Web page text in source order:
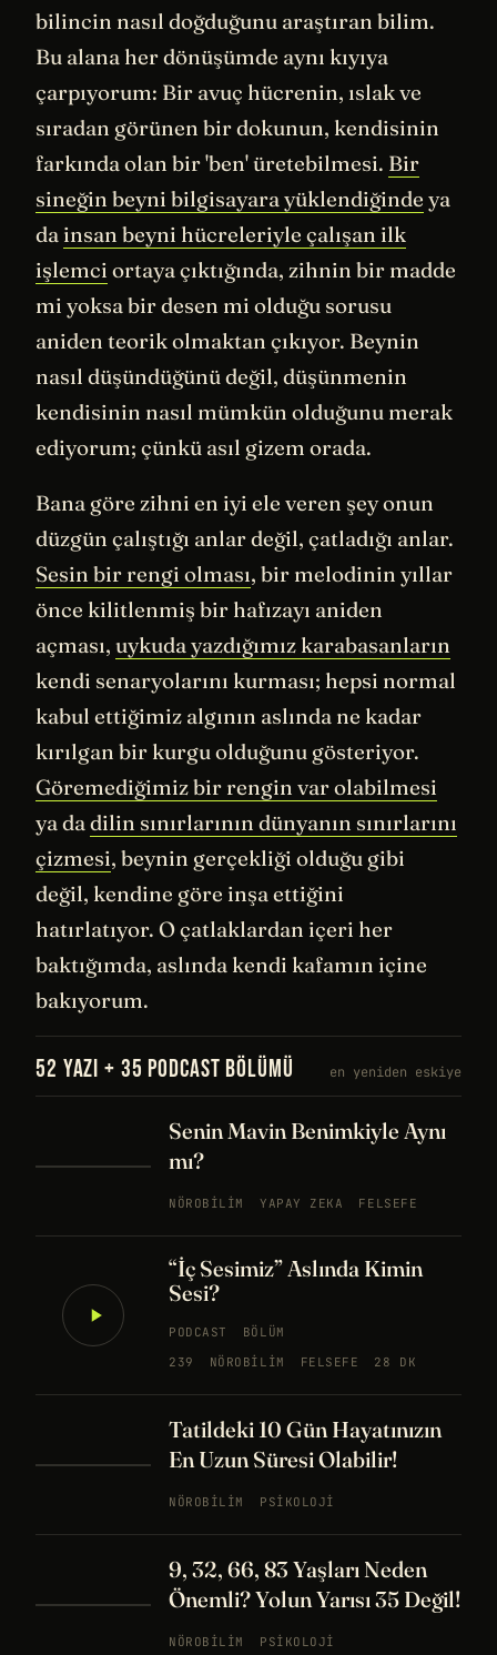
bilincin nasıl doğduğunu araştıran bilim.
Bu alana her dönüşümde aynı kıyıya
çarpıyorum: Bir avuç hücrenin, ıslak ve
sıradan görünen bir dokunun, kendisinin
farkında olan bir 'ben' üretebilmesi. Bir
sineğin beyni bilgisayara yüklendiğinde ya
da insan beyni hücreleriyle çalışan ilk
işlemci ortaya çıktığında, zihnin bir madde
mi yoksa bir desen mi olduğu sorusu
aniden teorik olmaktan çıkıyor. Beynin
nasıl düşündüğünü değil, düşünmenin
kendisinin nasıl mümkün olduğunu merak
ediyorum; çünkü asıl gizem orada.
Bana göre zihni en iyi ele veren şey onun
düzgün çalıştığı anlar değil, çatladığı anlar.
Sesin bir rengi olması, bir melodinin yıllar
önce kilitlenmiş bir hafızayı aniden
açması, uykuda yazdığımız karabasanların
kendi senaryolarını kurması; hepsi normal
kabul ettiğimiz algının aslında ne kadar
kırılgan bir kurgu olduğunu gösteriyor.
Göremediğimiz bir rengin var olabilmesi
ya dadilin sınırlarının dünyanın sınırlarını
çizmesi, beynin gerçekliği olduğu gibi
değil, kendine göre inşa ettiğini
hatırlatıyor. O çatlaklardan içeri her
baktığımda, aslında kendi kafamın içine
bakıyorum.
52 YAZI + 35 PODCAST BÖLÜMÜ en yeniden eskiye
Senin Mavin Benimkiyle Aynı
mı?
NÖROBILIM YAPAY ZEKA FELSEFE
“İç Sesimiz” Aslında Kimin
Sesi?
PODCAST
BÖLÜM
239
NÖROBILIM FELSEFE 28 DK
Tatildeki 10 Gün Hayatınızın
En Uzun Süresi Olabilir!
NÖROBILIM PSIKOLOJI
9, 32, 66, 83 Yaşları Neden
Önemli? Yolun Yarısı 35 Değil!
NÖROBILIM PSIKOLOJI